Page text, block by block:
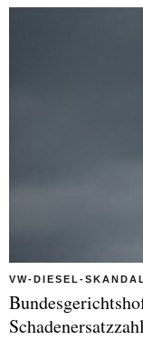
VW-DIESEL-SKANDAL